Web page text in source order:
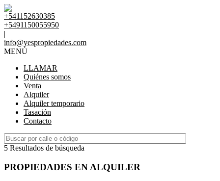
+541152630385
+5491150055950
|
info@yespropiedades.com
MENÚ
LLAMAR
Quiénes somos
Venta
Alquiler
Alquiler temporario
Tasación
Contacto
5 Resultados de búsqueda
PROPIEDADES EN ALQUILER